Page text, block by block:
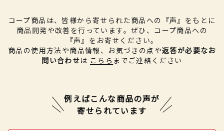
コープ商品は、皆様から寄せられた商品への『声』をもとに
商品開発や改善を行っています。 ぜひ、コープ商品への
『声』をお寄せください。
商品の使用方法や商品情報、お気づきの点や返答が必要なお
問い合わせは こちら までご連絡ください
例えばこんな商品の声が
寄せられています